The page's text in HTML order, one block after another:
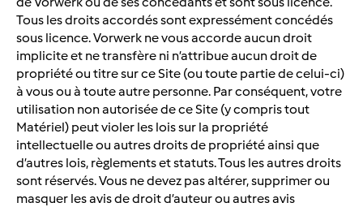
Tous les droits accordés sont expressément concédés
sous licence. Vorwerk ne vous accorde aucun droit
implicite et ne transfère ni n’attribue aucun droit de
propriété ou titre sur ce Site (ou toute partie de celui-ci)
à vous ou à toute autre personne. Par conséquent, votre
utilisation non autorisée de ce Site (y compris tout
Matériel) peut violer les lois sur la propriété
intellectuelle ou autres droits de propriété ainsi que
d’autres lois, règlements et statuts. Tous les autres droits
sont réservés. Vous ne devez pas altérer, supprimer ou
masquer les avis de droit d’auteur ou autres avis